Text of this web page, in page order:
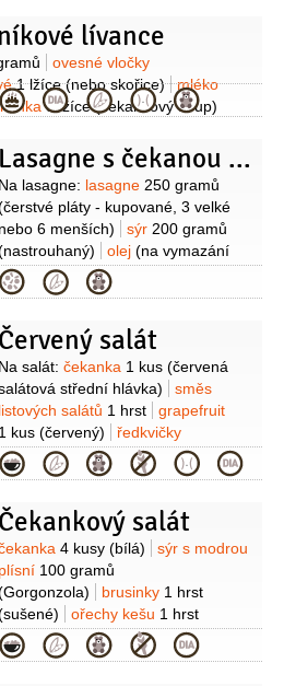
lívance
ovesné vločky
1 lžíce (nebo skořice)
mléko
3 lžíce (čekankový sirup)
Lasagne s čekanou a žampiony
Suroviny
Na lasagne: lasagne 250 gramů
pláty - kupované, 3 velké
nebo 6 menších)
sýr 200 gramů
olej (na vymazání
formy)
Na zapékací omáčku:
gramů
olej1/3decilitru
mouka
2,5 decilitru
sůl
pepř černý
(mletý)
žloutek 2 kusy
sýr
100 gramů
(nastrouhaný)
Na
rajčatovou omáčku:
čekanka 3 kusy
(puky)
olej olivový 2 lžíce
gramů
rajčatová passata
150 gramů
(hustá rajčatová
3 snítky
oregano 3 snítky
černý(mletý)
Kategorie
Červený salát
Suroviny
Na salát: čekanka 1 kus (červená
střední hlávka)
směs
listových salátů 1 hrst
grapefruit
1 kus (červený)
ředkvičky
1 svazek
granátové jablko1 kus
sýr
100 gramů (Feta)
cibule
červené řepy) Zálivka:
olej olivový
4 lžíce
ocet Balsamico
1 lžíce
sůl pepř
Kategorie
Čekankový salát
4 kusy (bílá)
sýr s modrou
plísní 100 gramů
brusinky 1 hrst
ořechy kešu 1 hrst
(nesolené)
olej olivový 3 lžíce
1 lžíce sůl pepř
Kategorie